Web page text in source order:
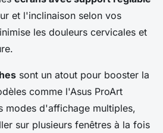
et l'inclinaison selon vos
les douleurs cervicales et
sont un atout pour booster la
comme l'Asus ProArt
modes d'affichage multiples,
sur plusieurs fenêtres à la fois